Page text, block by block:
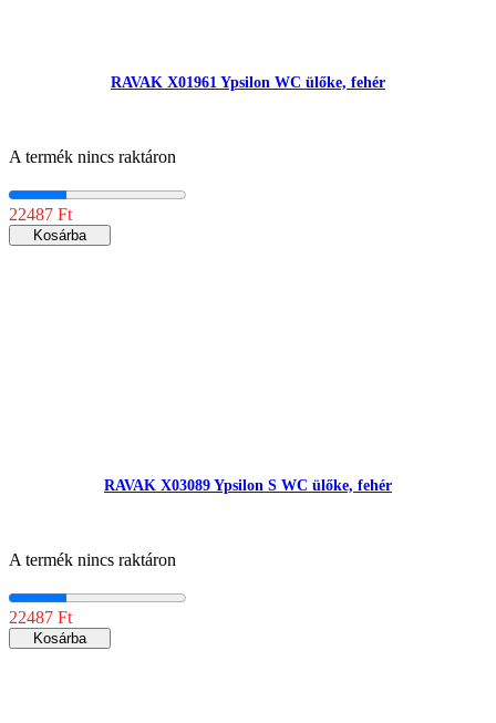
RAVAK X01961 Ypsilon WC ülőke, fehér
A termék nincs raktáron
22487 Ft
Kosárba
RAVAK X03089 Ypsilon S WC ülőke, fehér
A termék nincs raktáron
22487 Ft
Kosárba